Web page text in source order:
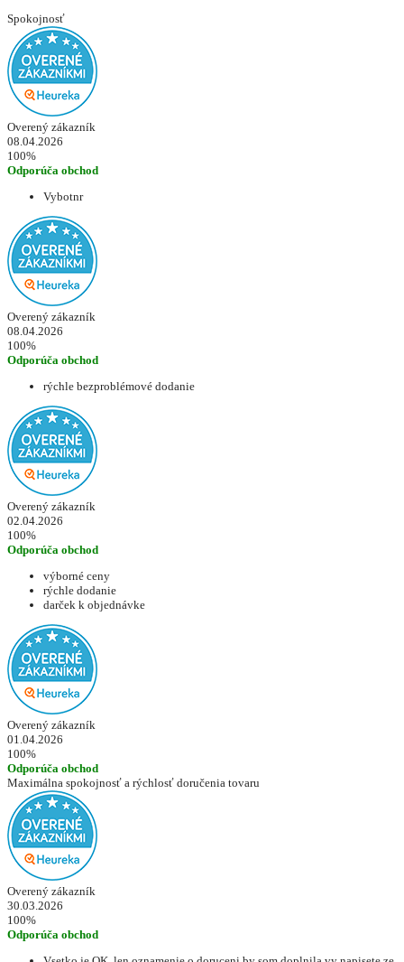
Spokojnosť
Overený zákazník
08.04.2026
100%
Odporúča obchod
Vybotnr
Overený zákazník
08.04.2026
100%
Odporúča obchod
rýchle bezproblémové dodanie
Overený zákazník
02.04.2026
100%
Odporúča obchod
výborné ceny
rýchle dodanie
darček k objednávke
Overený zákazník
01.04.2026
100%
Odporúča obchod
Maximálna spokojnosť a rýchlosť doručenia tovaru
Overený zákazník
30.03.2026
100%
Odporúča obchod